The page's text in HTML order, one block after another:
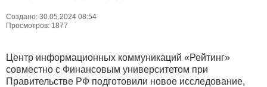
Создано: 30.05.2024 08:54
Просмотров: 1877
Центр информационных коммуникаций «Рейтинг»
совместно с Финансовым университетом при
Правительстве РФ подготовили новое исследование,